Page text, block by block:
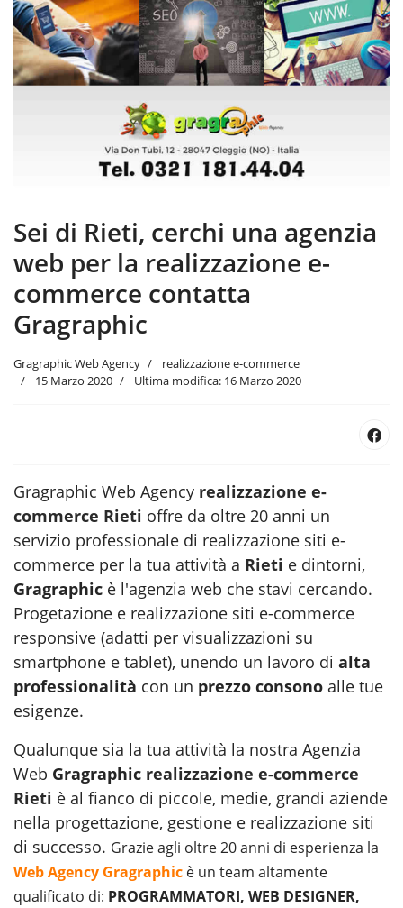
Sei di Rieti, cerchi una agenzia
web per la realizzazione e-
commerce contatta
Gragraphic
Gragraphic Web Agency
realizzazione e-commerce
15 Marzo 2020
Ultima modifica: 16 Marzo 2020
Gragraphic Web Agency realizzazione e-
commerce Rieti offre da oltre 20 anni un
servizio professionale di realizzazione siti e-
commerce per la tua attività a Rieti e dintorni,
Gragraphic è l'agenzia web che stavi cercando.
Progetazione e realizzazione siti e-commerce
responsive (adatti per visualizzazioni su
smartphone e tablet), unendo un lavoro di alta
professionalità con un prezzo consono alle tue
esigenze.
Qualunque sia la tua attività la nostra Agenzia
Web Gragraphic realizzazione e-commerce
Rieti è al fianco di piccole, medie, grandi aziende
nella progettazione, gestione e realizzazione siti
di successo. Grazie agli oltre 20 anni di esperienza la
Web Agency Gragraphic è un team altamente
qualificato di: PROGRAMMATORI, WEB DESIGNER,